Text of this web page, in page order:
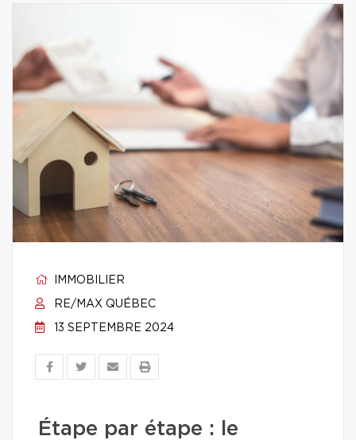
IMMOBILIER
RE/MAX QUÉBEC
13 SEPTEMBRE 2024
Étape par étape : le